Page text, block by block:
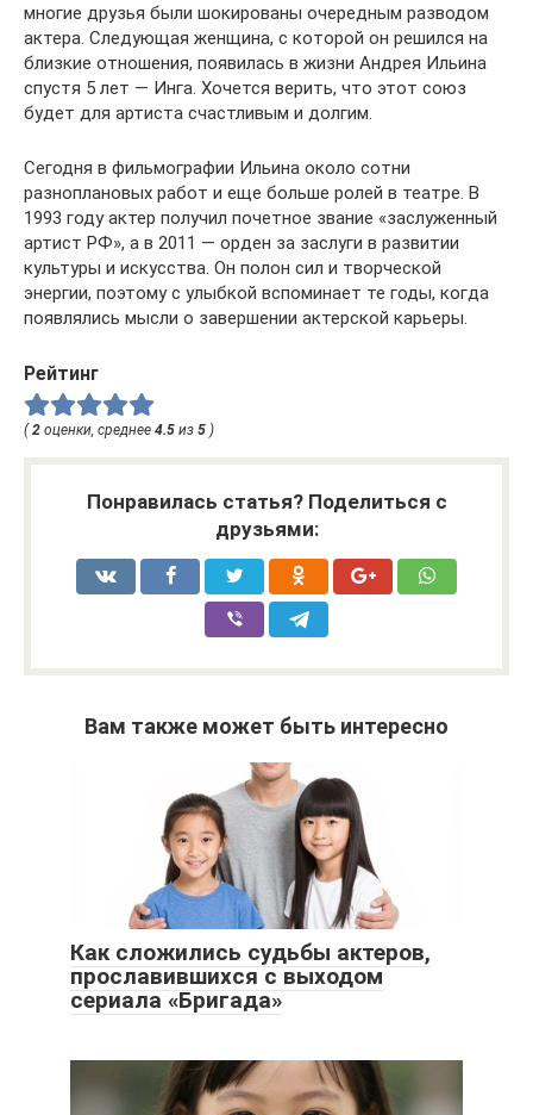
многие друзья были шокированы очередным разводом
актера. Следующая женщина, с которой он решился на
близкие отношения, появилась в жизни Андрея Ильина
спустя 5 лет — Инга. Хочется верить, что этот союз
будет для артиста счастливым и долгим.
Сегодня в фильмографии Ильина около сотни
разноплановых работ и еще больше ролей в театре. В
1993 году актер получил почетное звание «заслуженный
артист РФ», а в 2011 — орден за заслуги в развитии
культуры и искусства. Он полон сил и творческой
энергии, поэтому с улыбкой вспоминает те годы, когда
появлялись мысли о завершении актерской карьеры.
Рейтинг
(2 оценки, среднее 4.5 из 5 )
Понравилась статья? Поделиться с
друзьями:
Вам также может быть интересно
Как сложились судьбы актеров,
прославившихся с выходом
сериала «Бригада»